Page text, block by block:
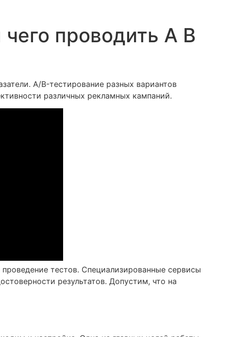
проводить A B
A/B-тестирование разных вариантов
различных рекламных кампаний.
тестов. Специализированные сервисы
результатов. Допустим, что на